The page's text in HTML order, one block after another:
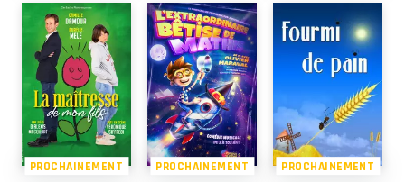
PROCHAINEMENT PROCHAINEMENT PROCHAINEMENT